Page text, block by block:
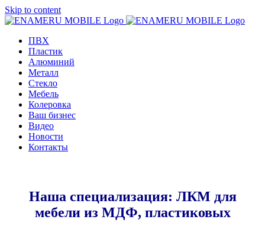
Skip to content
ПВХ
Пластик
Алюминий
Металл
Стекло
Мебель
Колеровка
Ваш бизнес
Видео
Новости
Контакты
Наша специализация: ЛКМ для
мебели из МДФ, пластиковых